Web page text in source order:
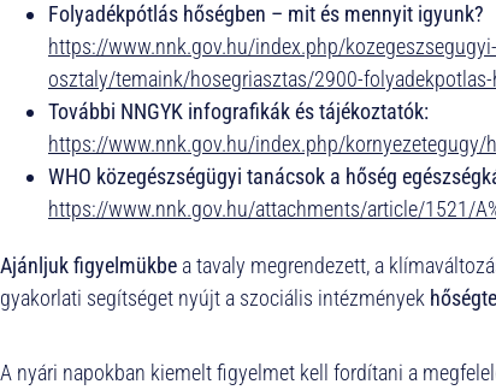
Folyadékpótlás hőségben – mit és mennyit igyunk?
https://www.nnk.gov.hu/index.php/
osztaly/temaink/hosegriasztas/2900-
További NNGYK infografikák és tájékoztatók:
https://www.nnk.gov.hu/index.php/kornyezetegugy/
WHO közegészségügyi tanácsok a hőség
https://www.nnk.gov.hu/attachments/article/1521/
Ajánljuk figyelmükbe a tavaly megrendezett, a
gyakorlati segítséget nyújt a szociális intézmények
A nyári napokban kiemelt figyelmet kell fordítani a